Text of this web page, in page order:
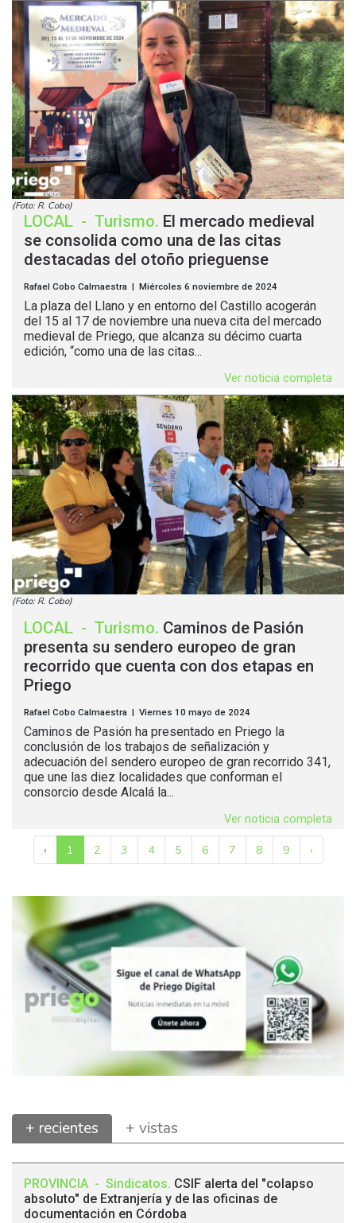
(Foto: R. Cobo)
LOCAL - Turismo. El mercado medieval
se consolida como una de las citas
destacadas del otoño prieguense
Rafael Cobo Calmaestra | Miércoles 6 noviembre de 2024
La plaza del Llano y en entorno del Castillo acogerán
del 15 al 17 de noviembre una nueva cita del mercado
medieval de Priego, que alcanza su décimo cuarta
edición, “como una de las citas...
Ver noticia completa
(Foto: R. Cobo)
LOCAL - Turismo. Caminos de Pasión
presenta su sendero europeo de gran
recorrido que cuenta con dos etapas en
Priego
Rafael Cobo Calmaestra | Viernes 10 mayo de 2024
Caminos de Pasión ha presentado en Priego la
conclusión de los trabajos de señalización y
adecuación del sendero europeo de gran recorrido 341,
que une las diez localidades que conforman el
consorcio desde Alcalá la...
Ver noticia completa
‹ 1 2 3 4 5 6 7 8 9 ›
+ recientes + vistas
PROVINCIA - Sindicatos. CSIF alerta del "colapso
absoluto" de Extranjería y de las oficinas de
documentación en Córdoba